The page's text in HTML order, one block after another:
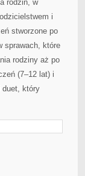
rodzin, w
i
stworzone po
sprawach, które
rodziny aż po
(7–12 lat) i
duet, który